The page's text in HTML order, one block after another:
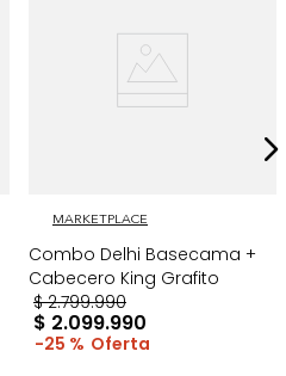
MARKETPLACE
Combo Delhi Basecama +
Cabecero King Grafito
$ 2.799.990
$ 2.099.990
25 %